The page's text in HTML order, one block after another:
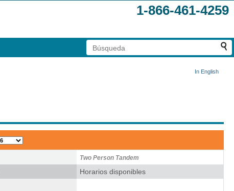
1-866-461-4259
In English
Two Person Tandem
Horarios disponibles